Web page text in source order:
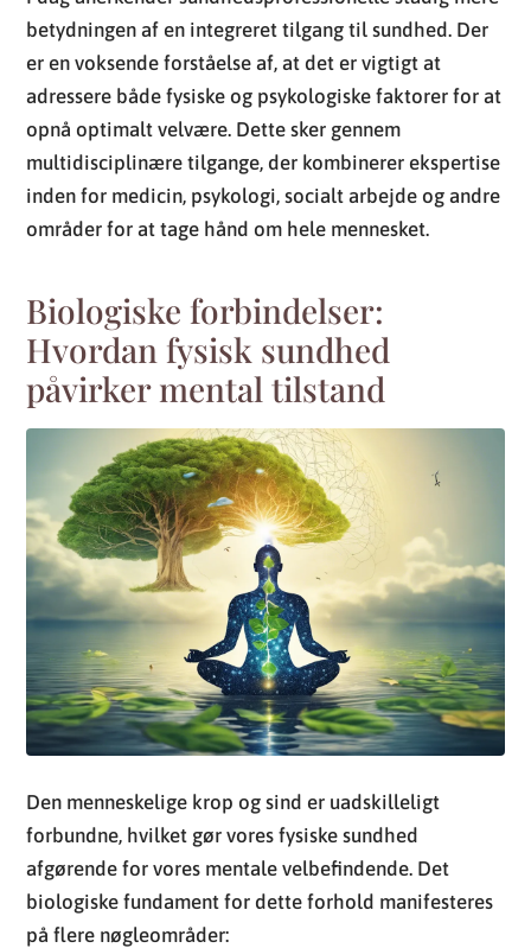
betydningen af en integreret tilgang til sundhed. Der
er en voksende forståelse af, at det er vigtigt at
adressere både fysiske og psykologiske faktorer for at
opnå optimalt velvære. Dette sker gennem
multidisciplinære tilgange, der kombinerer ekspertise
inden for medicin, psykologi, socialt arbejde og andre
områder for at tage hånd om hele mennesket.
Biologiske forbindelser:
Hvordan fysisk sundhed
påvirker mental tilstand
Den menneskelige krop og sind er uadskilleligt
forbundne, hvilket gør vores fysiske sundhed
afgørende for vores mentale velbefindende. Det
biologiske fundament for dette forhold manifesteres
på flere nøgleområder: